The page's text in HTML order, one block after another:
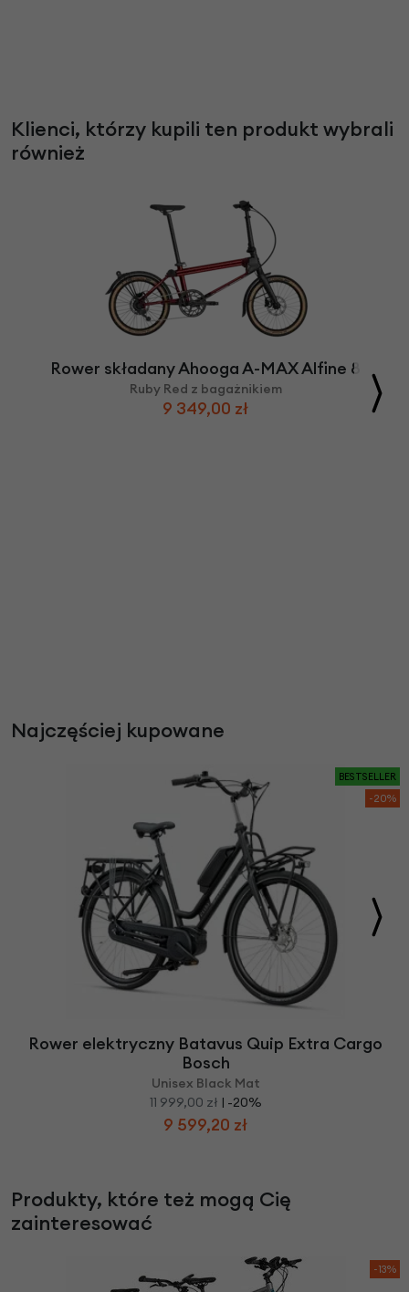
Klienci, którzy kupili ten produkt wybrali
również
Rower składany Ahooga A-MAX Alfine 8
Ruby Red z bagażnikiem
9 349,00 zł
Najczęściej kupowane
BESTSELLER
-20%
Rower elektryczny Batavus Quip Extra Cargo
Bosch
Unisex Black Mat
11 999,00 zł | -20%
9 599,20 zł
Produkty, które też mogą Cię
zainteresować
-13%